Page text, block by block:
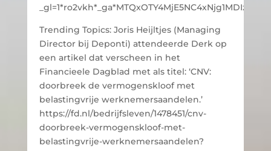
Trending Topics: Joris Heijltjes (Managing
Director bij Deponti) attendeerde Derk op
een artikel dat verscheen in het
Financieele Dagblad met als titel: ‘CNV:
doorbreek de vermogenskloof met
belastingvrije werknemersaandelen.’
https://fd.nl/bedrijfsleven/1478451/cnv-
doorbreek-vermogenskloof-met-
belastingvrije-werknemersaandelen?